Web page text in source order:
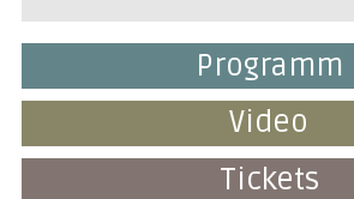
Programm
Video
Tickets